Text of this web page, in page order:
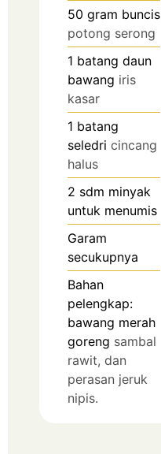
50 gram buncis
potong serong
1 batang daun
bawang iris
kasar
1 batang
seledri cincang
halus
2 sdm minyak
untuk menumis
Garam
secukupnya
Bahan
pelengkap:
bawang merah
goreng sambal
rawit, dan
perasan jeruk
nipis.